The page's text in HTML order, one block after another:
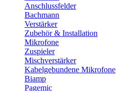
Anschlussfelder
Bachmann
Verstärker
Zubehör & Installation
Mikrofone
Zuspieler
Mischverstärker
Kabelgebundene Mikrofone
Biamp
Pagemic